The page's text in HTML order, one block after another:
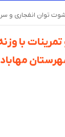
بازیکنان فوتبال
با